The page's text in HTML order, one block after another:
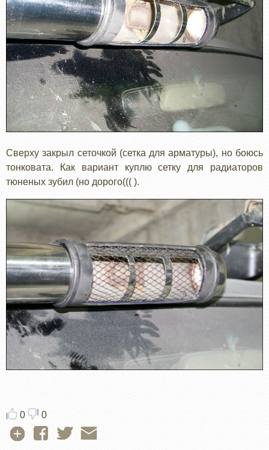
Сверху закрыл сеточкой (сетка для арматуры), но боюсь
тонковата. Как вариант куплю сетку для радиаторов
тюненых зубил (но дорого((( ).
0 0